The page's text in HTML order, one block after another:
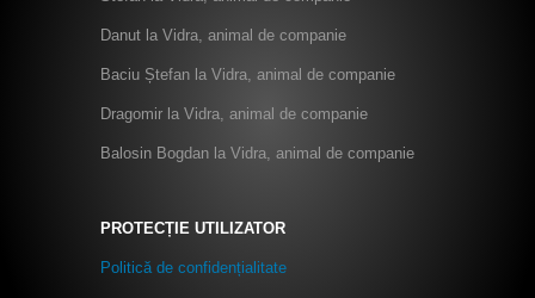
Danut la Vidra, animal de companie
Baciu Ștefan la Vidra, animal de companie
Dragomir la Vidra, animal de companie
Balosin Bogdan la Vidra, animal de companie
PROTECȚIE UTILIZATOR
Politică de confidențialitate